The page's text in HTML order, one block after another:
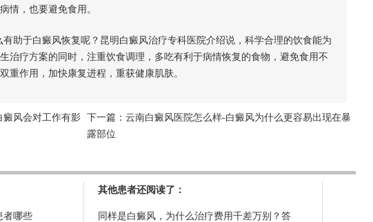
情，也要避免食用。
于白癜风恢复呢？昆明白癜风治疗专科医院介绍说，科学合理的饮食能为
治疗方案的同时，注重饮食调理，多吃有利于病情恢复的食物，避免食用不
重作用，加快康复进程，重获健康肌肤。
癜风会对工作有影 下一篇： 云南白癜风医院怎么样-白癜风为什么更容易出现在暴
露部位
者哪些
其他患者还阅读了：
同样是白癜风，为什么治疗费用千差万别？答